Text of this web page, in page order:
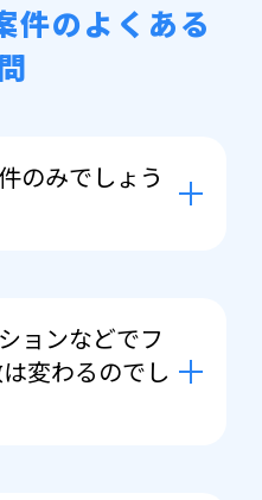
のよくある
のみでしょう
ただくのです
の幅によっては
リモートと出社
頂くこともござ
ョンなどでフ
変わるのでし